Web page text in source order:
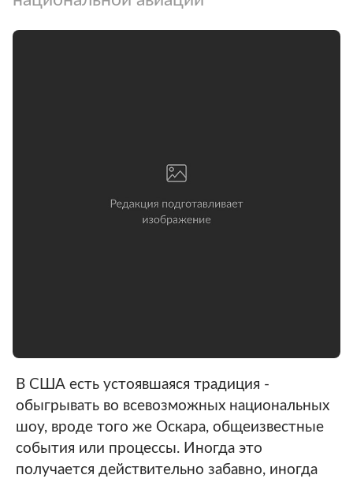
В США есть устоявшаяся традиция -
обыгрывать во всевозможных национальных
шоу, вроде того же Оскара, общеизвестные
события или процессы. Иногда это
получается действительно забавно, иногда